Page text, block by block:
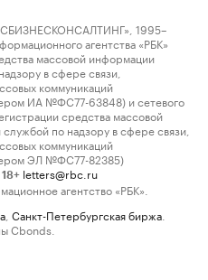
1995–
агентства «РБК»
массовой информации
в сфере связи,
коммуникаций
ИА №ФС77-63848) и сетевого
средства массовой
по надзору в сфере связи,
коммуникаций
ЭЛ №ФС77-82385)
18+ letters@rbc.ru
агентство «РБК».
Санкт-Петербургская биржа
Cbonds.